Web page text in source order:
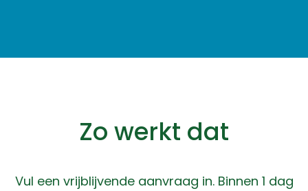
Zo werkt dat
Vul een vrijblijvende aanvraag in. Binnen 1 dag